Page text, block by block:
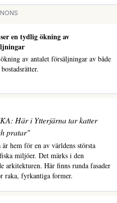
en tydlig ökning av
av antalet försäljningar av både
Här i Ytterjärna tar katter
pratar"
hem för en av världens största
miljöer. Det märks i den
arkitekturen. Här finns runda fasader
raka, fyrkantiga former.